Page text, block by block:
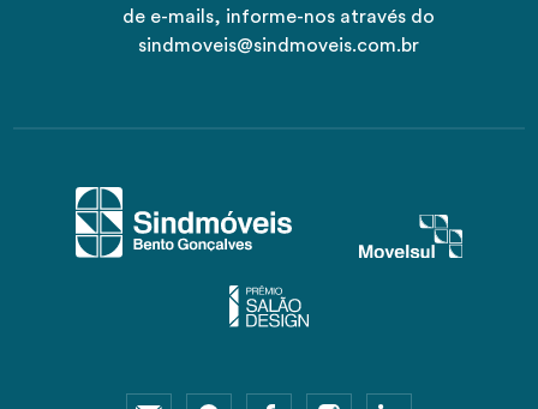
de e-mails, informe-nos através do
sindmoveis@sindmoveis.com.br